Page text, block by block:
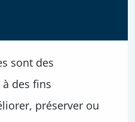
sont des
des fins
préserver ou